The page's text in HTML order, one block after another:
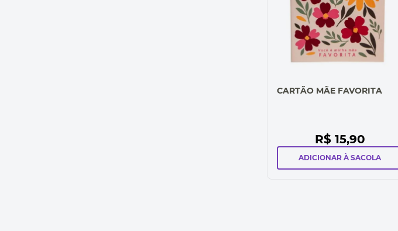
CARTÃO MÃE FAVORITA
R$ 15,90
ADICIONAR À SACOLA